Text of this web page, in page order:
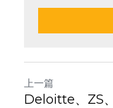
上一篇
Deloitte、ZS